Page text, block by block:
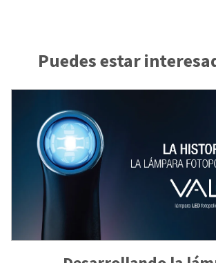
Puedes estar